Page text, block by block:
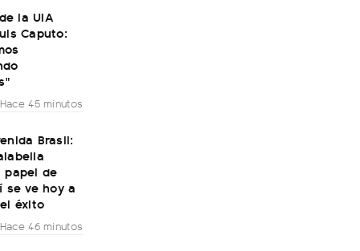
la UIA
Caputo:
Hace 45 minutos
Brasil:
papel de
se ve hoy a
éxito
Hace 46 minutos